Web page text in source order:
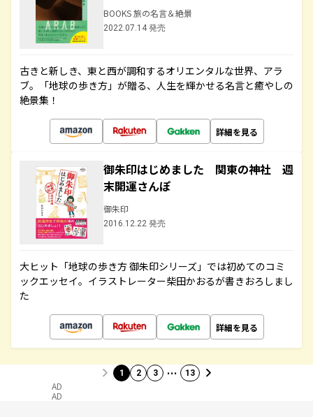
BOOKS 旅の名言＆絶景
2022.07.14 発売
古きと新しき、東と西が調和するオリエンタルな世界、アラ
ブ。「地球の歩き方」が贈る、人生を輝かせる名言と癒やしの
絶景集！
詳細を見る
御朱印はじめました 関東の神社 週
末開運さんぽ
御朱印
2016.12.22 発売
大ヒット「地球の歩き方 御朱印シリーズ」では初めてのコミ
ックエッセイ。イラストレーター柴田かおるが書きおろしまし
た
詳細を見る
1 2 3 … 13
AD
AD